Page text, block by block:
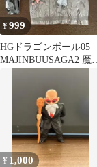
¥999
HGドラゴンボール05
MAJINBUUSAGA2 魔人
¥ 1,000